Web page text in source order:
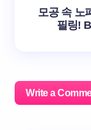
모공 속 노
필링!
Write a